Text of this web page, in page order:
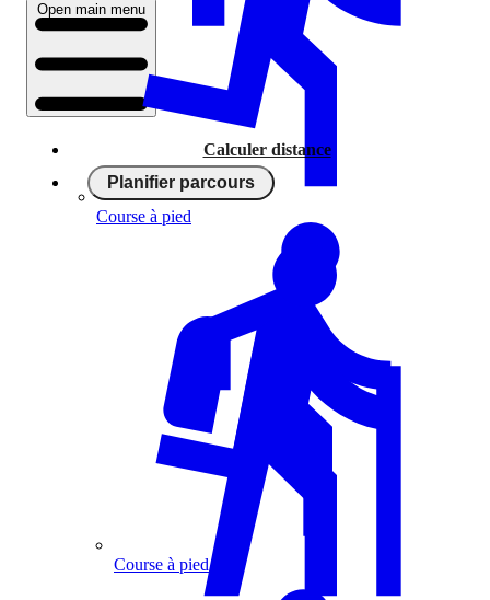
Open main menu
Calculer distance
Planifier parcours
Course à pied
Course à pied